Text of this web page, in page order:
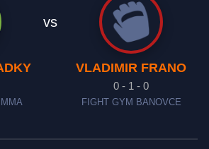
vs
VLADIMIR FRANO
0 - 1 - 0
FIGHT GYM BANOVCE